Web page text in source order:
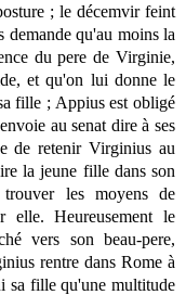
; le décemvir feint
qu'au moins la
du pere de Virginie,
et qu'on lui donne le
fille ; Appius est obligé
au senat dire à ses
de retenir Virginius au
la jeune fille dans son
les moyens de
elle. Heureusement le
vers son beau-pere,
rentre dans Rome à
sa fille qu'une multitude